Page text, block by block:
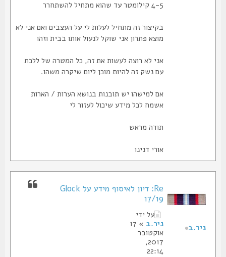
בקיצור זה מתחיל לעלות לי על העצבים ואם אני לא
מוצא פתרון אני שוקל לנעול אותו בבית וזהו
אני לא רוצה לעשות את זה, כל המטרה של ללכת
עם נשק זה להיות מוכן ליום שיקרה משהו.
אם למישהו יש תובנות בנושא הערות / הארות
אשמח לכל מידע שיכול לעזור לי
תודה מראש
אורי דנינו
Re: דיון לאיסוף מידע על Glock
17/19
על ידי
ניר.ב
» 17
אוקטובר
2017,
22:14
ניר.ב